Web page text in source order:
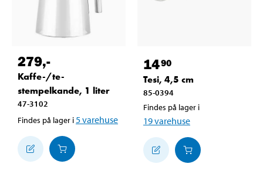
279,-
Kaffe-/te-
stempelkande, 1 liter
47-3102
Findes på lager i 5varehuse
1490
Tesi, 4,5 cm
85-0394
Findes på lager i
19varehuse